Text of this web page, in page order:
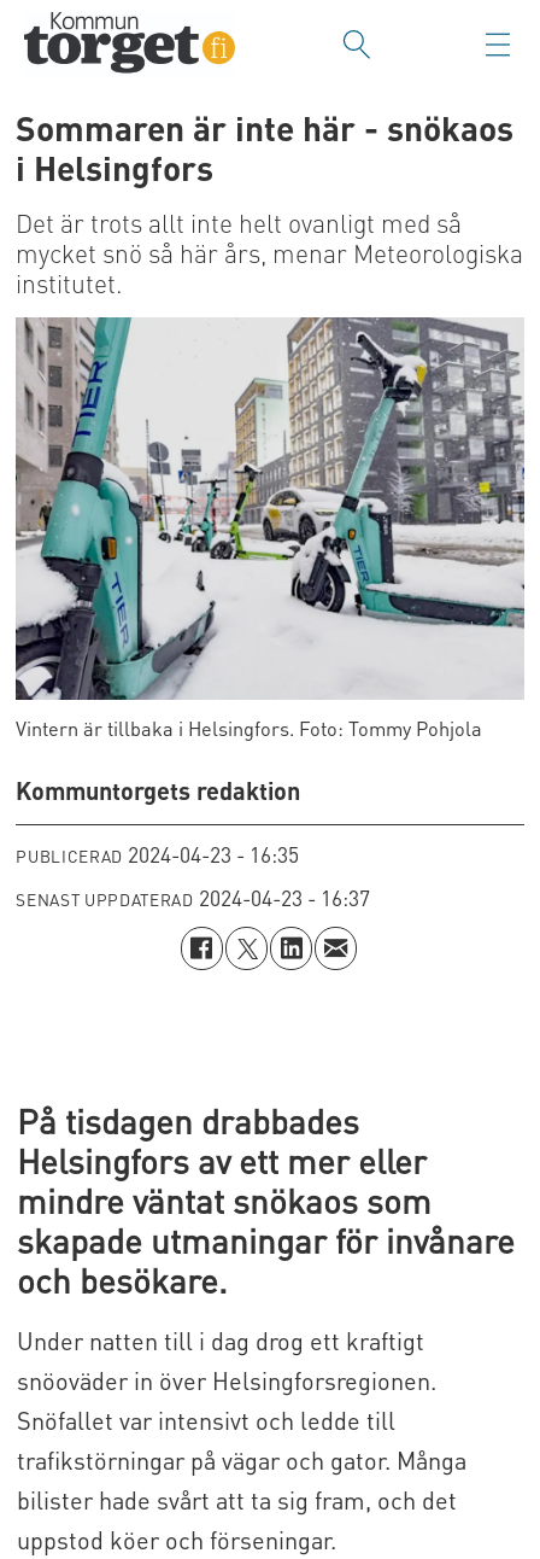
Sommaren är inte här - snökaos
i Helsingfors
Det är trots allt inte helt ovanligt med så
mycket snö så här års, menar Meteorologiska
institutet.
Vintern är tillbaka i Helsingfors. Foto: Tommy Pohjola
Kommuntorgets redaktion
PUBLICERAD 2024-04-23 - 16:35
SENAST UPPDATERAD 2024-04-23 - 16:37
På tisdagen drabbades
Helsingfors av ett mer eller
mindre väntat snökaos som
skapade utmaningar för invånare
och besökare.
Under natten till i dag drog ett kraftigt
snöoväder in över Helsingforsregionen.
Snöfallet var intensivt och ledde till
trafikstörningar på vägar och gator. Många
bilister hade svårt att ta sig fram, och det
uppstod köer och förseningar.